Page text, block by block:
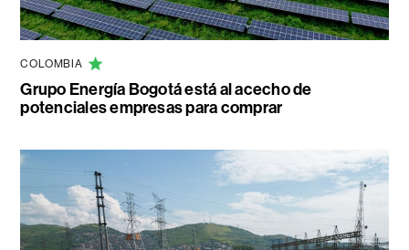
COLOMBIA
Grupo Energía Bogotá está al acecho de
potenciales empresas para comprar